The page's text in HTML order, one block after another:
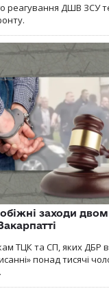
реагування ДШВ ЗСУ
заходи
ТЦК та СП, яких ДБР
понад тисячі